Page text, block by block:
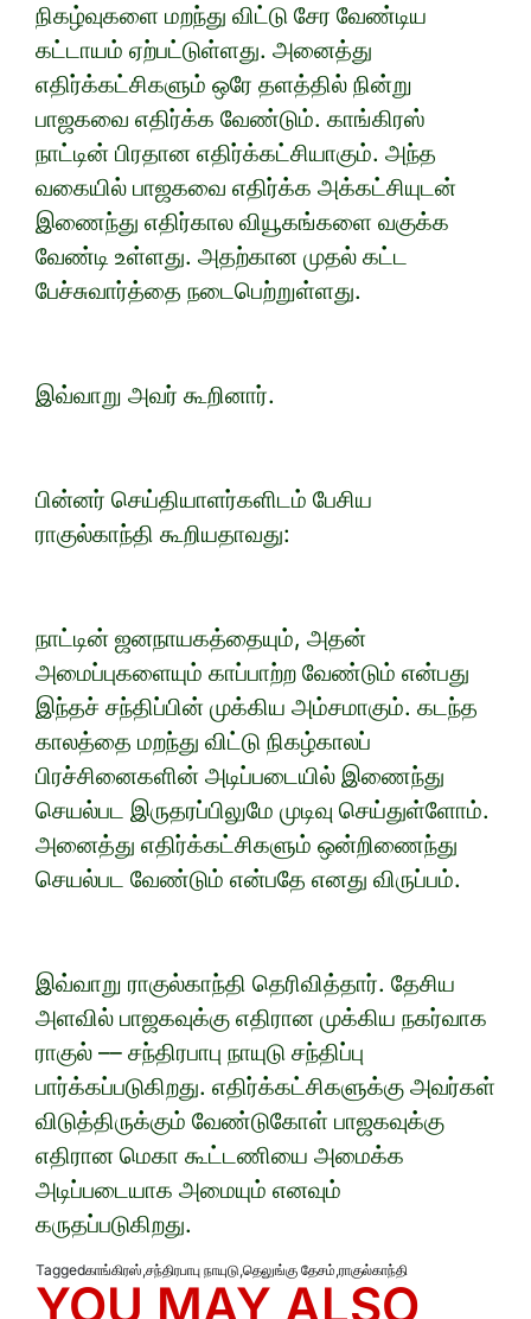
நிகழ்வுகளை மறந்து விட்டு சேர வேண்டிய
கட்டாயம் ஏற்பட்டுள்ளது. அனைத்து
எதிர்க்கட்சிகளும் ஒரே தளத்தில் நின்று
பாஜகவை எதிர்க்க வேண்டும். காங்கிரஸ்
நாட்டின் பிரதான எதிர்க்கட்சியாகும். அந்த
வகையில் பாஜகவை எதிர்க்க அக்கட்சியுடன்
இணைந்து எதிர்கால வியூகங்களை வகுக்க
வேண்டி உள்ளது. அதற்கான முதல் கட்ட
பேச்சுவார்த்தை நடைபெற்றுள்ளது.
இவ்வாறு அவர் கூறினார்.
பின்னர் செய்தியாளர்களிடம் பேசிய
ராகுல்காந்தி கூறியதாவது:
நாட்டின் ஜனநாயகத்தையும், அதன்
அமைப்புகளையும் காப்பாற்ற வேண்டும் என்பது
இந்தச் சந்திப்பின் முக்கிய அம்சமாகும். கடந்த
காலத்தை மறந்து விட்டு நிகழ்காலப்
பிரச்சினைகளின் அடிப்படையில் இணைந்து
செயல்பட இருதரப்பிலுமே முடிவு செய்துள்ளோம்.
அனைத்து எதிர்க்கட்சிகளும் ஒன்றிணைந்து
செயல்பட வேண்டும் என்பதே எனது விருப்பம்.
இவ்வாறு ராகுல்காந்தி தெரிவித்தார். தேசிய
அளவில் பாஜகவுக்கு எதிரான முக்கிய நகர்வாக
ராகுல் –– சந்திரபாபு நாயுடு சந்திப்பு
பார்க்கப்படுகிறது. எதிர்க்கட்சிகளுக்கு அவர்கள்
விடுத்திருக்கும் வேண்டுகோள் பாஜகவுக்கு
எதிரான மெகா கூட்டணியை அமைக்க
அடிப்படையாக அமையும் எனவும்
கருதப்படுகிறது.
Taggedகாங்கிரஸ்,சந்திரபாபு நாயுடு,தெலுங்கு தேசம்,ராகுல்காந்தி
YOU MAY ALSO